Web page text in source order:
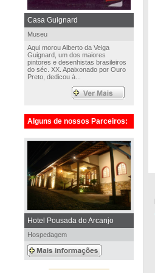
Casa Guignard
Museu
Aqui morou Alberto da Veiga
Guignard, um dos maiores
pintores e desenhistas brasileiros
do séc. XX. Apaixonado por Ouro
Preto, dedicou à...
Alguns de nossos Parceiros:
Hotel Pousada do Arcanjo
Hospedagem